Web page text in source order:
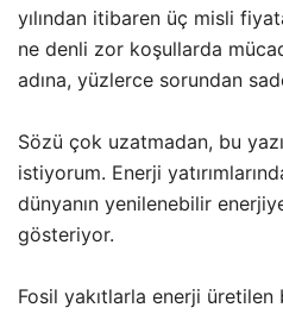
yılından itibaren üç misli fiyata
ne denli zor koşullarda
adına, yüzlerce sorundan
Sözü çok uzatmadan, bu
istiyorum. Enerji
dünyanın yenilenebilir
gösteriyor.
Fosil yakıtlarla enerji